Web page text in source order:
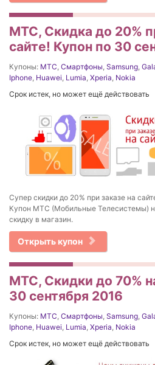
МТС, Скидка до 20%
сайте! Купон по 30
Купоны: МТС, Смартфоны, Samsung,
Iphone, Huawei, Lumia, Xperia, Nokia
Срок истек, но может ещё действовать
Супер скидки до 20% при заказе на
Купон МТС (Мобильные Телесистемы)
скидку в магазин.
Открыть купон
МТС, Скидки до 70%
30 сентября 2016
Купоны: МТС Смартфоны Samsung
Iphone Huawei Lumia Xperia Nokia
Срок истек, но может ещё действовать